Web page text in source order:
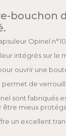
bouchon
Opinel
intégrés sur le
ouvrir une
de
sont fabriqués
mieux
un excellent